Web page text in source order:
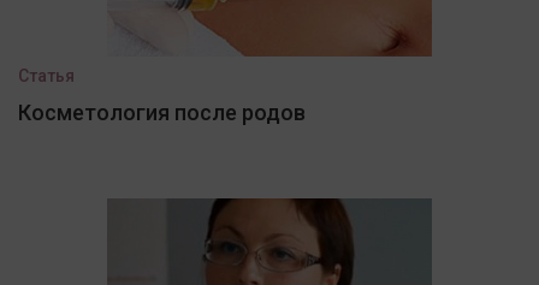
Статья
Косметология после родов